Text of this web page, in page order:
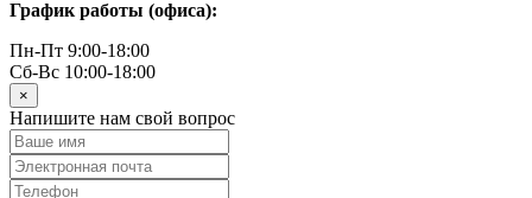
График работы (офиса):
Пн-Пт 9:00-18:00
Сб-Вс 10:00-18:00
×
Напишите нам свой вопрос